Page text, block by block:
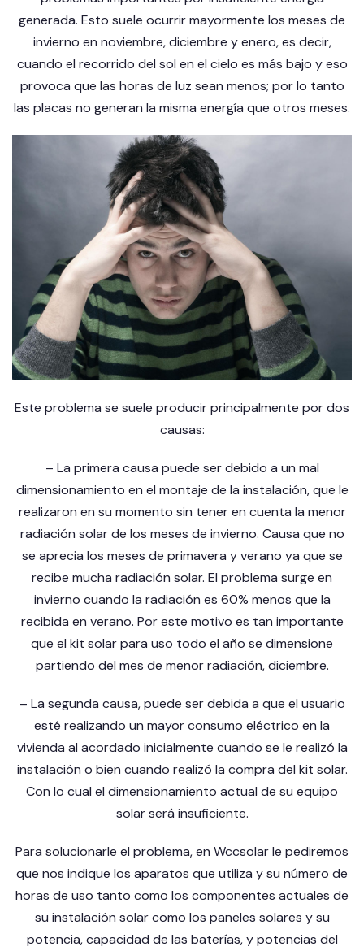
generada. Esto suele ocurrir mayormente los meses de
invierno en noviembre, diciembre y enero, es decir,
cuando el recorrido del sol en el cielo es más bajo y eso
provoca que las horas de luz sean menos; por lo tanto
las placas no generan la misma energía que otros meses.
Este problema se suele producir principalmente por dos
causas:
– La primera causa puede ser debido a un mal
dimensionamiento en el montaje de la instalación, que le
realizaron en su momento sin tener en cuenta la menor
radiación solar de los meses de invierno. Causa que no
se aprecia los meses de primavera y verano ya que se
recibe mucha radiación solar. El problema surge en
invierno cuando la radiación es 60% menos que la
recibida en verano. Por este motivo es tan importante
que el kit solar para uso todo el año se dimensione
partiendo del mes de menor radiación, diciembre.
– La segunda causa, puede ser debida a que el usuario
esté realizando un mayor consumo eléctrico en la
vivienda al acordado inicialmente cuando se le realizó la
instalación o bien cuando realizó la compra del kit solar.
Con lo cual el dimensionamiento actual de su equipo
solar será insuficiente.
Para solucionarle el problema, en Wccsolar le pediremos
que nos indique los aparatos que utiliza y su número de
horas de uso tanto como los componentes actuales de
su instalación solar como los paneles solares y su
potencia, capacidad de las baterías, y potencias del